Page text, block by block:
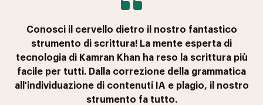
Conosci il cervello dietro il nostro fantastico
strumento di scrittura! La mente esperta di
tecnologia di Kamran Khan ha reso la scrittura più
facile per tutti. Dalla correzione della grammatica
all'individuazione di contenuti IA e plagio, il nostro
strumento fa tutto.